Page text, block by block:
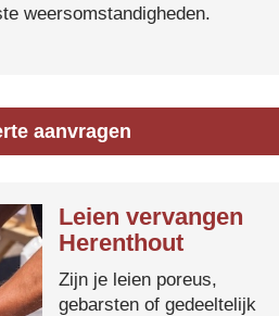
weersomstandigheden.
aanvragen
Leien vervangen
Herenthout
Zijn je leien poreus,
gebarsten of gedeeltelijk